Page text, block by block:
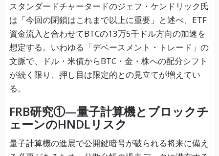
スタンダードチャータードのジェフ・ケンドリック氏
は「今回の閉鎖はこれまで以上に重要」と述べ、ETF
資金流入と合わせてBTCの13万5千ドル方向の加速を
想定する。いわゆる「デベースメント・トレード」の
文脈で、ドル・米債からBTC・金・株への配分シフト
が続く限り、押し目は限定的との見立てが増えてい
る。
FRB研究①—量子計算機とブロックチ
ェーンのHNDLリスク
量子計算機の進展で公開鍵暗号が破られる将来に備え